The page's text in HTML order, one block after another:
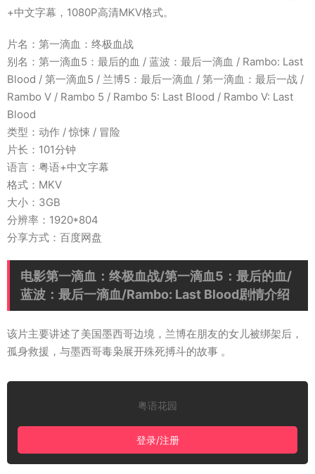
+中文字幕，1080P高清MKV格式。
片名：第一滴血：终极血战
别名：第一滴血5：最后的血 / 蓝波：最后一滴血 / Rambo: Last
Blood / 第一滴血5 / 兰博5：最后一滴血 / 第一滴血：最后一战 /
Rambo V / Rambo 5 / Rambo 5: Last Blood / Rambo V: Last
Blood
类型：动作 / 惊悚 / 冒险
片长：101分钟
语言：粤语+中文字幕
格式：MKV
大小：3GB
分辨率：1920*804
分享方式：百度网盘
电影第一滴血：终极血战/第一滴血5：最后的血/
蓝波：最后一滴血/Rambo: Last Blood剧情介绍
该片主要讲述了美国墨西哥边境，兰博在朋友的女儿被绑架后，
孤身救援，与墨西哥毒枭展开殊死搏斗的故事 。
粤语花园
登录/注册